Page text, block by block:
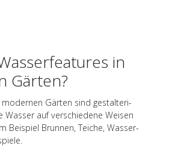
in
Gärten?
moder­nen Gärten sind gestal­te­ri­
Wasser auf verschie­dene Weisen
Beispiel Brun­nen, Teiche, Wasser­